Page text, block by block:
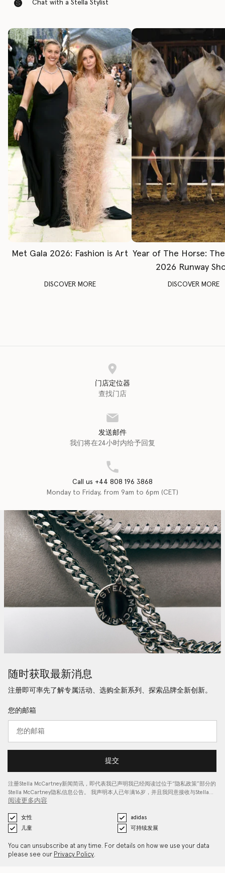
Chat with a Stella Stylist
Met Gala 2026: Fashion is Art
DISCOVER MORE
Year of The Horse:
2026 Runway
DISCOVER MORE
门店定位器
查找门店
发送邮件
我们将在24小时内给予回复
Call us +44 808 196 3868
Monday to Friday, from 9am to 6pm (CET)
随时获取最新消息
注册即可率先了解专属活动、选购全新系列、探索品牌全新创新。
您的邮箱
提交
注册Stella McCartney新闻简讯，即代表我已声明我已经阅读过位于“隐私政策”部分的
Stella McCartney隐私信息公告。 我声明本人已年满16岁，并且我同意接收与Stella…
阅读更多内容
女性
adidas
儿童
可持续发展
You can unsubscribe at any time. For details on how we use your data
please see our Privacy Policy.